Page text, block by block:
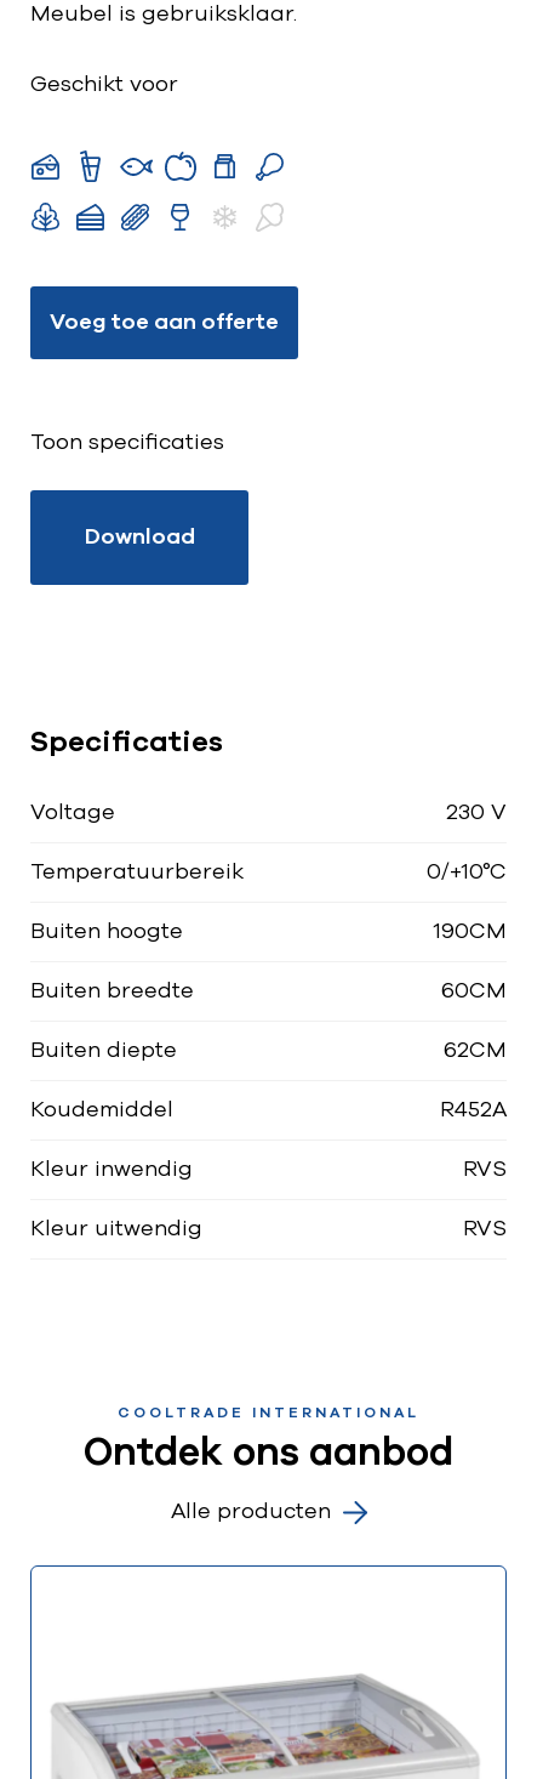
Meubel is gebruiksklaar.
Geschikt voor
Voeg toe aan offerte
Toon specificaties
Download
Specificaties
Voltage 230 V
Temperatuurbereik 0/+10°C
Buiten hoogte 190CM
Buiten breedte 60CM
Buiten diepte 62CM
Koudemiddel R452A
Kleur inwendig RVS
Kleur uitwendig RVS
COOLTRADE INTERNATIONAL
Ontdek ons aanbod
Alle producten